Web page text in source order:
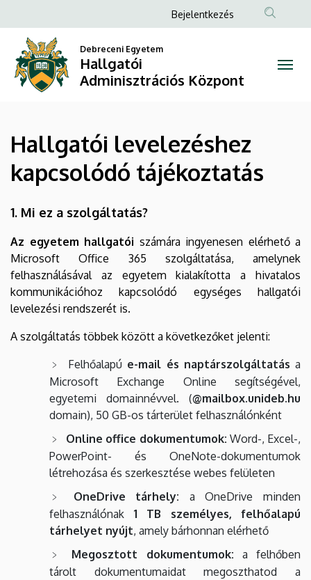
levelezéshez
kapcsolódó
tájékoztatás
Hallgatói
Adminisztrációs
Központ
a
tartalomra
Anonim
menüje
Bejelentkezés
Debreceni Egyetem
Hallgatói
Adminisztrációs Központ
Hallgatói levelezéshez
kapcsolódó tájékoztatás
1. Mi ez a szolgáltatás?
Az egyetem hallgatói számára ingyenesen elérhető a
Microsoft Office 365 szolgáltatása, amelynek
felhasználásával az egyetem kialakította a hivatalos
kommunikációhoz kapcsolódó egységes hallgatói
levelezési rendszerét is.
A szolgáltatás többek között a következőket jelenti:
Felhőalapú e-mail és naptárszolgáltatás a
Microsoft Exchange Online segítségével,
egyetemi domainnévvel. (@mailbox.unideb.hu
domain), 50 GB-os tárterület felhasználónként
Online office dokumentumok: Word-, Excel-,
PowerPoint- és OneNote-dokumentumok
létrehozása és szerkesztése webes felületen
OneDrive tárhely: a OneDrive minden
felhasználónak 1 TB személyes, felhőalapú
tárhelyet nyújt, amely bárhonnan elérhető
Megosztott dokumentumok: a felhőben
tárolt dokumentumaidat megoszthatod a